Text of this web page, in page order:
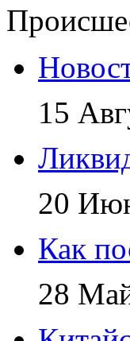
15
20
Как
28